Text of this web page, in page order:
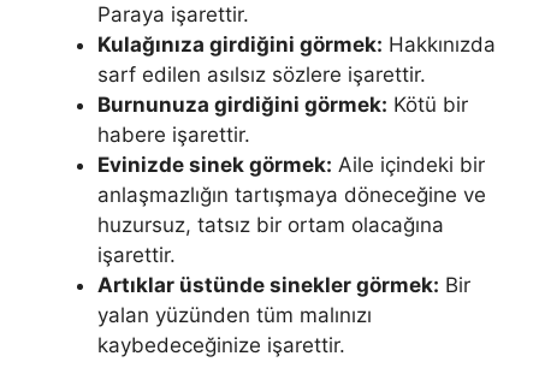
Paraya işarettir.
Kulağınıza girdiğini görmek: Hakkınızda
sarf edilen asılsız sözlere işarettir.
Burnu­nuza girdiğini görmek: Kötü bir
habere işarettir.
Evinizde sinek görmek: Aile içindeki bir
anlaşmazlığın tartışmaya döneceğine ve
huzursuz, tatsız bir ortam olacağına
işarettir.
Artıklar üstünde sinekler görmek: Bir
yalan yüzünden tüm malınızı
kaybedeceğinize işarettir.